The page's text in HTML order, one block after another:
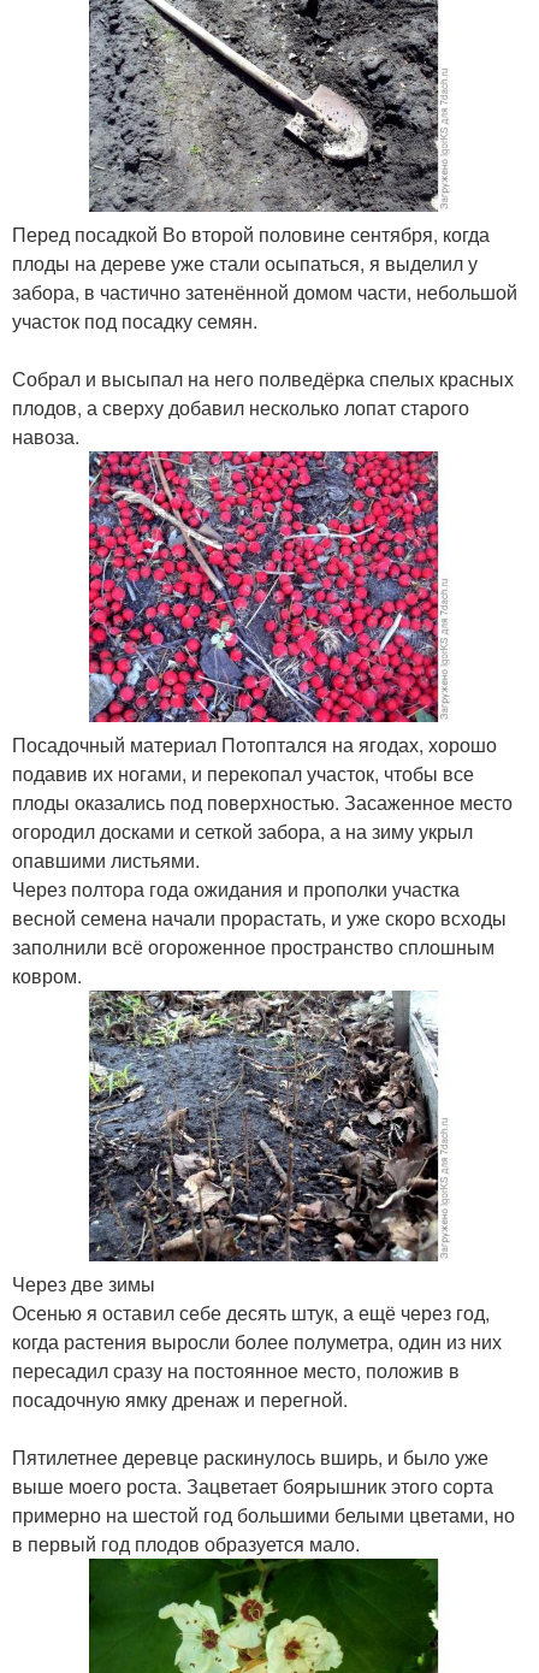
Перед посадкой Во второй половине сентября, когда
плоды на дереве уже стали осыпаться, я выделил у
забора, в частично затенённой домом части, небольшой
участок под посадку семян.
Собрал и высыпал на него полведёрка спелых красных
плодов, а сверху добавил несколько лопат старого
навоза.
Посадочный материал Потоптался на ягодах, хорошо
подавив их ногами, и перекопал участок, чтобы все
плоды оказались под поверхностью. Засаженное место
огородил досками и сеткой забора, а на зиму укрыл
опавшими листьями.
Через полтора года ожидания и прополки участка
весной семена начали прорастать, и уже скоро всходы
заполнили всё огороженное пространство сплошным
ковром.
Через две зимы
Осенью я оставил себе десять штук, а ещё через год,
когда растения выросли более полуметра, один из них
пересадил сразу на постоянное место, положив в
посадочную ямку дренаж и перегной.
Пятилетнее деревце раскинулось вширь, и было уже
выше моего роста. Зацветает боярышник этого сорта
примерно на шестой год большими белыми цветами, но
в первый год плодов образуется мало.